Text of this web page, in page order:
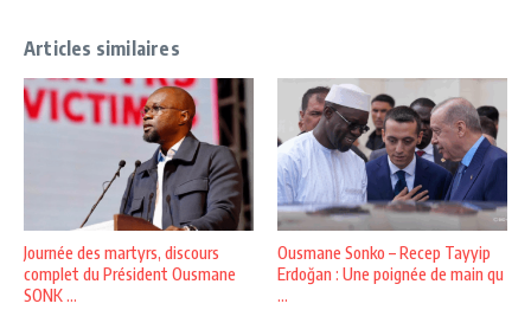
Articles similaires
Journée des martyrs, discours
complet du Président Ousmane
SONK ...
Ousmane Sonko – Recep Tayyip
Erdoğan : Une poignée de main qu
...